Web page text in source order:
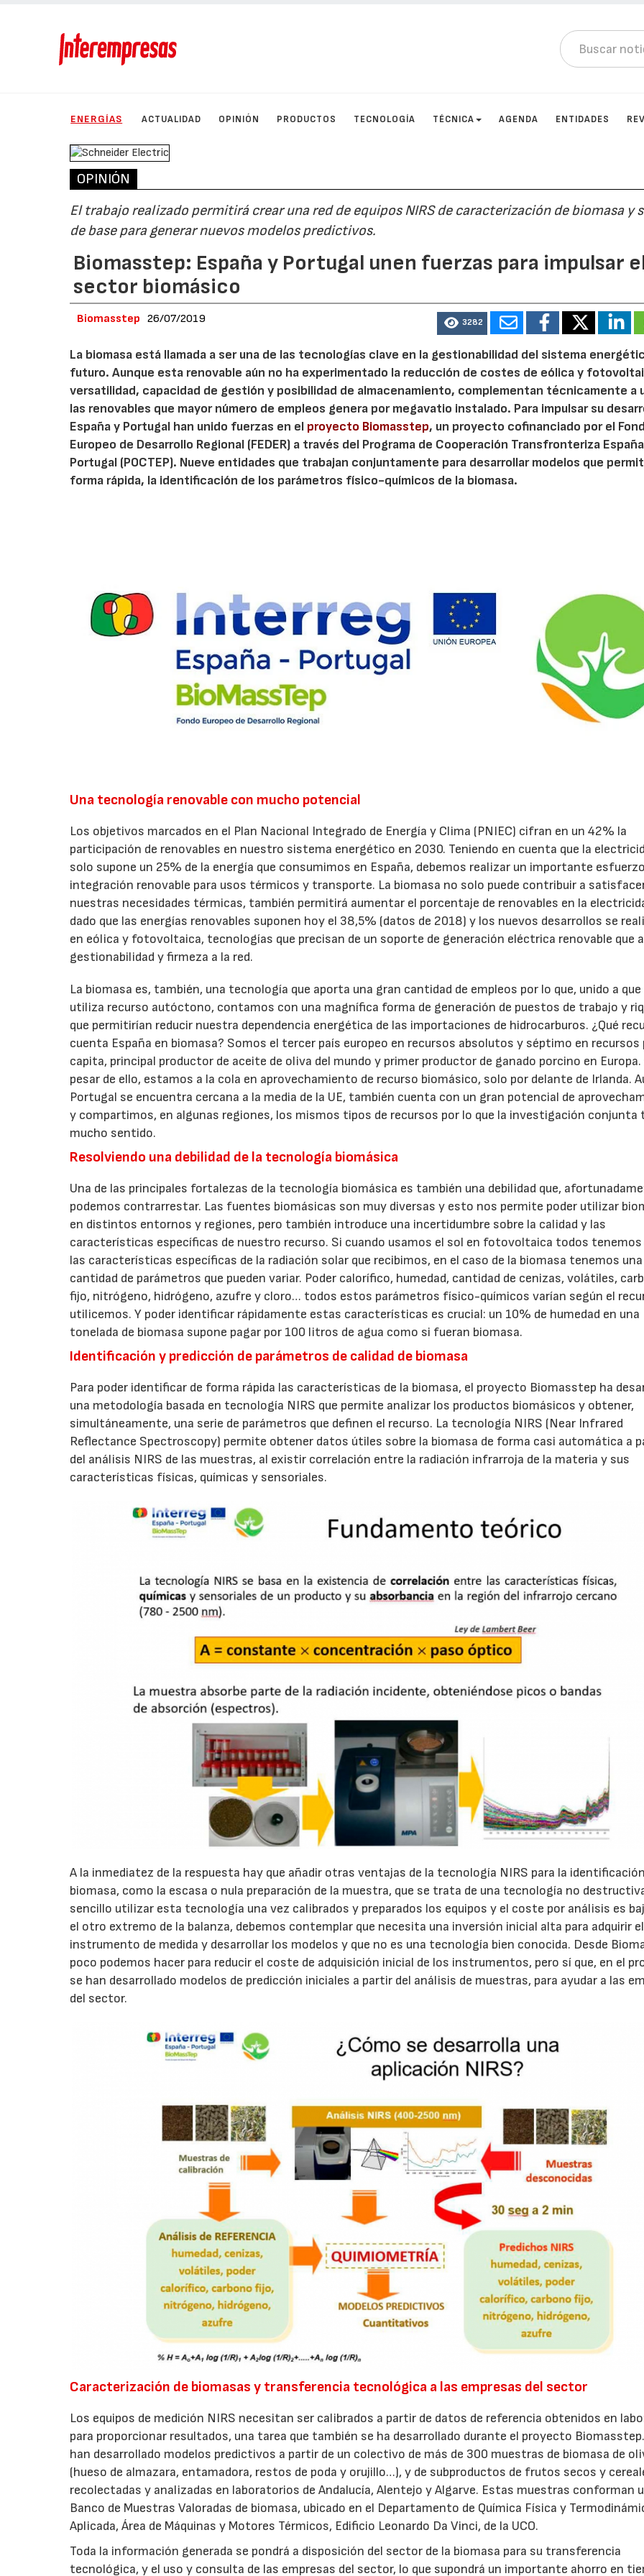
ENERGÍAS ACTUALIDAD OPINIÓN PRODUCTOS TECNOLOGÍA TÉCNICA AGENDA ENTIDADES
OPINIÓN
El trabajo realizado permitirá crear una red de equipos NIRS de caracterización de biomasa y
de base para generar nuevos modelos predictivos.
Biomasstep: España y Portugal unen fuerzas para impulsar
sector biomásico
Biomasstep 26/07/2019 3282
La biomasa está llamada a ser una de las tecnologías clave en la gestionabilidad del sistema
futuro. Aunque esta renovable aún no ha experimentado la reducción de costes de eólica y
versatilidad, capacidad de gestión y posibilidad de almacenamiento, complementan técnicamente a
las renovables que mayor número de empleos genera por megavatio instalado. Para impulsar su
España y Portugal han unido fuerzas en el proyecto Biomasstep, un proyecto cofinanciado por el
Europeo de Desarrollo Regional (FEDER) a través del Programa de Cooperación Transfronteriza
Portugal (POCTEP). Nueve entidades que trabajan conjuntamente para desarrollar modelos que
forma rápida, la identificación de los parámetros físico-químicos de la biomasa.
Una tecnología renovable con mucho potencial
Los objetivos marcados en el Plan Nacional Integrado de Energía y Clima (PNIEC) cifran en un 42% la
participación de renovables en nuestro sistema energético en 2030. Teniendo en cuenta que la
solo supone un 25% de la energía que consumimos en España, debemos realizar un importante
integración renovable para usos térmicos y transporte. La biomasa no solo puede contribuir a
nuestras necesidades térmicas, también permitirá aumentar el porcentaje de renovables en la
dado que las energías renovables suponen hoy el 38,5% (datos de 2018) y los nuevos desarrollos se
en eólica y fotovoltaica, tecnologías que precisan de un soporte de generación eléctrica renovable que
gestionabilidad y firmeza a la red.
La biomasa es, también, una tecnología que aporta una gran cantidad de empleos por lo que, unido a que
utiliza recurso autóctono, contamos con una magnífica forma de generación de puestos de trabajo y
que permitirían reducir nuestra dependencia energética de las importaciones de hidrocarburos. ¿Qué
cuenta España en biomasa? Somos el tercer país europeo en recursos absolutos y séptimo en recursos
capita, principal productor de aceite de oliva del mundo y primer productor de ganado porcino en Europa.
pesar de ello, estamos a la cola en aprovechamiento de recurso biomásico, solo por delante de Irlanda.
Portugal se encuentra cercana a la media de la UE, también cuenta con un gran potencial de
y compartimos, en algunas regiones, los mismos tipos de recursos por lo que la investigación conjunta
mucho sentido.
Resolviendo una debilidad de la tecnología biomásica
Una de las principales fortalezas de la tecnología biomásica es también una debilidad que,
podemos contrarrestar. Las fuentes biomásicas son muy diversas y esto nos permite poder utilizar
en distintos entornos y regiones, pero también introduce una incertidumbre sobre la calidad y las
características específicas de nuestro recurso. Si cuando usamos el sol en fotovoltaica todos tenemos
las características específicas de la radiación solar que recibimos, en el caso de la biomasa tenemos
cantidad de parámetros que pueden variar. Poder calorífico, humedad, cantidad de cenizas, volátiles,
fijo, nitrógeno, hidrógeno, azufre y cloro… todos estos parámetros físico-químicos varían según el
utilicemos. Y poder identificar rápidamente estas características es crucial: un 10% de humedad en una
tonelada de biomasa supone pagar por 100 litros de agua como si fueran biomasa.
Identificación y predicción de parámetros de calidad de biomasa
Para poder identificar de forma rápida las características de la biomasa, el proyecto Biomasstep ha
una metodología basada en tecnología NIRS que permite analizar los productos biomásicos y obtener,
simultáneamente, una serie de parámetros que definen el recurso. La tecnología NIRS (Near Infrared
Reflectance Spectroscopy) permite obtener datos útiles sobre la biomasa de forma casi automática a
del análisis NIRS de las muestras, al existir correlación entre la radiación infrarroja de la materia y sus
características físicas, químicas y sensoriales.
A la inmediatez de la respuesta hay que añadir otras ventajas de la tecnología NIRS para la
biomasa, como la escasa o nula preparación de la muestra, que se trata de una tecnología no
sencillo utilizar esta tecnología una vez calibrados y preparados los equipos y el coste por análisis es
el otro extremo de la balanza, debemos contemplar que necesita una inversión inicial alta para adquirir el
instrumento de medida y desarrollar los modelos y que no es una tecnología bien conocida. Desde
poco podemos hacer para reducir el coste de adquisición inicial de los instrumentos, pero sí que, en el
se han desarrollado modelos de predicción iniciales a partir del análisis de muestras, para ayudar a las
del sector.
Caracterización de biomasas y transferencia tecnológica a las empresas del sector
Los equipos de medición NIRS necesitan ser calibrados a partir de datos de referencia obtenidos en
para proporcionar resultados, una tarea que también se ha desarrollado durante el proyecto
han desarrollado modelos predictivos a partir de un colectivo de más de 300 muestras de biomasa de
(hueso de almazara, entamadora, restos de poda y orujillo…), y de subproductos de frutos secos y
recolectadas y analizadas en laboratorios de Andalucía, Alentejo y Algarve. Estas muestras conforman
Banco de Muestras Valoradas de biomasa, ubicado en el Departamento de Química Física y
Aplicada, Área de Máquinas y Motores Térmicos, Edificio Leonardo Da Vinci, de la UCO.
Toda la información generada se pondrá a disposición del sector de la biomasa para su transferencia
tecnológica, y el uso y consulta de las empresas del sector, lo que supondrá un importante ahorro en
23/07/2026 30/07/2026